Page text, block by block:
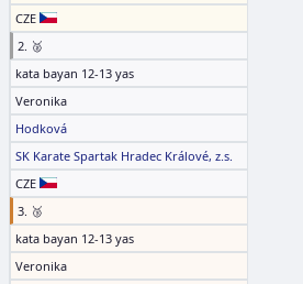
CZE
2. 🥈
kata bayan 12-13 yas
Veronika
Hodková
SK Karate Spartak Hradec Králové, z.s.
CZE
3. 🥉
kata bayan 12-13 yas
Veronika